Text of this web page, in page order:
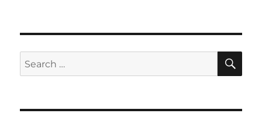
Search
for: